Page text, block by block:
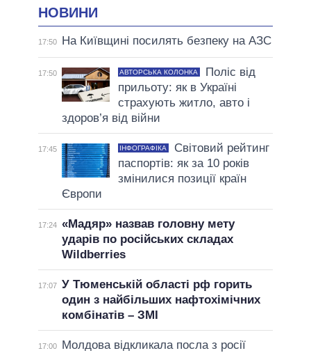
НОВИНИ
17:50 На Київщині посилять безпеку на АЗС
17:50 АВТОРСЬКА КОЛОНКА
Поліс від
прильоту: як в Україні
страхують житло, авто і
здоров’я від війни
17:45 ІНФОГРАФІКА
Світовий рейтинг
паспортів: як за 10 років
змінилися позиції країн
Європи
17:24 «Мадяр» назвав головну мету
ударів по російських складах
Wildberries
17:07 У Тюменській області рф горить
один з найбільших нафтохімічних
комбінатів – ЗМІ
17:00
Молдова відкликала посла з росії